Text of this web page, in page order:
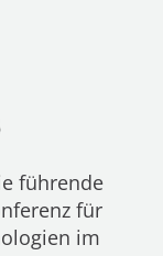
führende
für
im